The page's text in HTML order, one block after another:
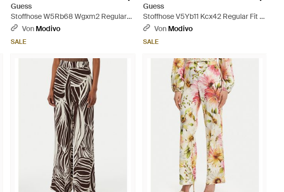
Guess
Stoffhose W5Rb68 Wgxm2 Regular
Fit - Schwarz
Von Modivo
SALE
Guess
Stoffhose V5Yb11 Kcx42 Regular Fit -
Schwarz
Von Modivo
SALE